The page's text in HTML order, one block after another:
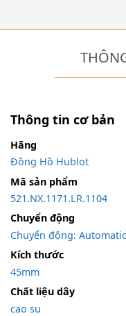
Thông tin cơ bản
Hãng
Đồng Hồ Hublot
Mã sản phẩm
521.NX.1171.LR.1104
Chuyển động
Chuyển động: Automatic
Kích thước
45mm
Chất liệu dây
cao su